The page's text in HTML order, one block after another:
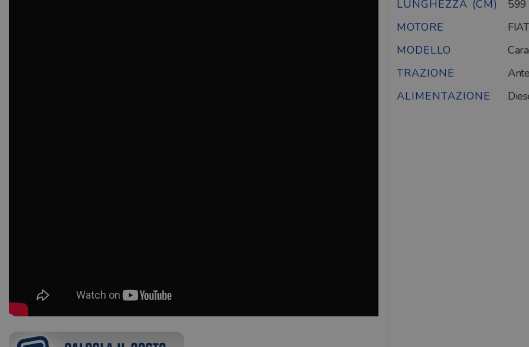
LUNGHEZZA (CM)
599
MOTORE
FIAT
MODELLO
TRAZIONE
ALIMENTAZIONE